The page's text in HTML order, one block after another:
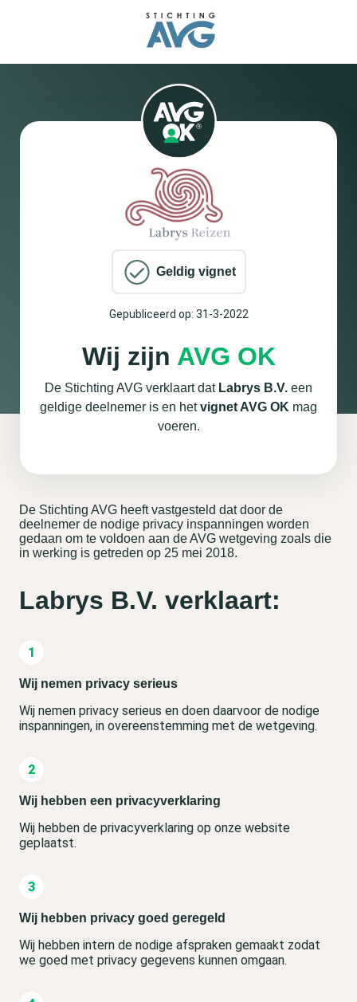
Geldig vignet
Gepubliceerd op: 31-3-2022
Wij zijn AVG OK
De Stichting AVG verklaart dat Labrys B.V. een
geldige deelnemer is en hetvignet AVG OK mag
voeren.
De Stichting AVG heeft vastgesteld dat door de
deelnemer de nodige privacy inspanningen worden
gedaan om te voldoen aan de AVG wetgeving zoals die
in werking is getreden op 25 mei 2018.
Labrys B.V. verklaart:
Wij nemen privacy serieus
Wij nemen privacy serieus en doen daarvoor de nodige
inspanningen, in overeenstemming met de wetgeving.
Wij hebben een privacyverklaring
Wij hebben de privacyverklaring op onze website
geplaatst.
Wij hebben privacy goed geregeld
Wij hebben intern de nodige afspraken gemaakt zodat
we goed met privacy gegevens kunnen omgaan.